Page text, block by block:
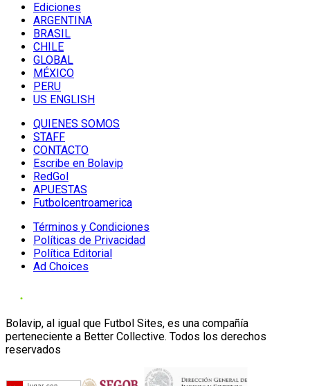
Ediciones
ARGENTINA
BRASIL
CHILE
GLOBAL
MÉXICO
PERU
US ENGLISH
QUIENES SOMOS
STAFF
CONTACTO
Escribe en Bolavip
RedGol
APUESTAS
Futbolcentroamerica
Términos y Condiciones
Políticas de Privacidad
Política Editorial
Ad Choices
Bolavip, al igual que Futbol Sites, es una compañía
perteneciente a Better Collective. Todos los derechos
reservados